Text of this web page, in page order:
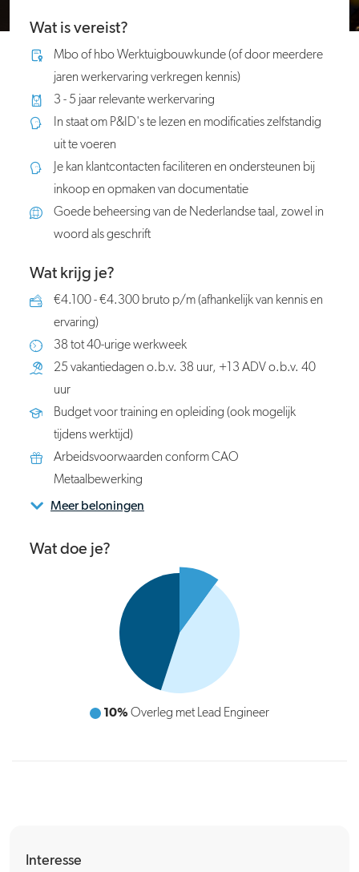
Wat is vereist?
Mbo of hbo Werktuigbouwkunde (of door meerdere
jaren werkervaring verkregen kennis)
3 - 5 jaar relevante werkervaring
In staat om P&ID's te lezen en modificaties zelfstandig
uit te voeren
Je kan klantcontacten faciliteren en ondersteunen bij
inkoop en opmaken van documentatie
Goede beheersing van de Nederlandse taal, zowel in
woord als geschrift
Wat krijg je?
€4.100 - €4.300 bruto p/m (afhankelijk van kennis en
ervaring)
38 tot 40-urige werkweek
25 vakantiedagen o.b.v. 38 uur, +13 ADV o.b.v. 40
uur
Budget voor training en opleiding (ook mogelijk
tijdens werktijd)
Arbeidsvoorwaarden conform CAO
Metaalbewerking
Meer beloningen
Wat doe je?
45%3D-modellen maken
Interesse